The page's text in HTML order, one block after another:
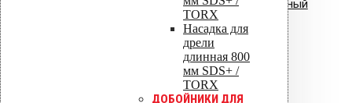
TORX
Насадка для
дрели
длинная 800
мм SDS+ /
TORX
ДОБОЙНИКИ ДЛЯ
Инструкция: Vilpe Velco плиточный
вентиль.pdf